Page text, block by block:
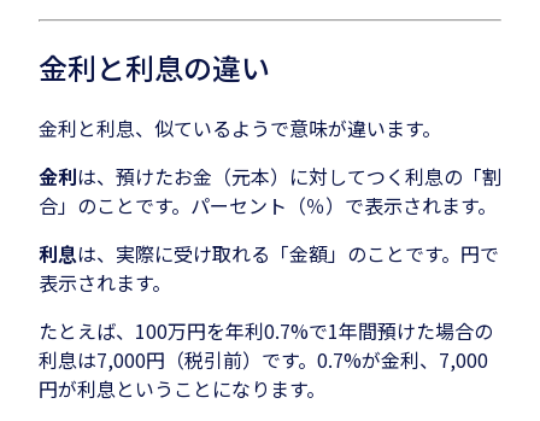
金利と利息の違い
金利と利息、似ているようで意味が違います。
金利は、預けたお金（元本）に対してつく利息の「割
合」のことです。パーセント（％）で表示されます。
利息は、実際に受け取れる「金額」のことです。円で
表示されます。
たとえば、100万円を年利0.7%で1年間預けた場合の
利息は7,000円（税引前）です。0.7%が金利、7,000
円が利息ということになります。